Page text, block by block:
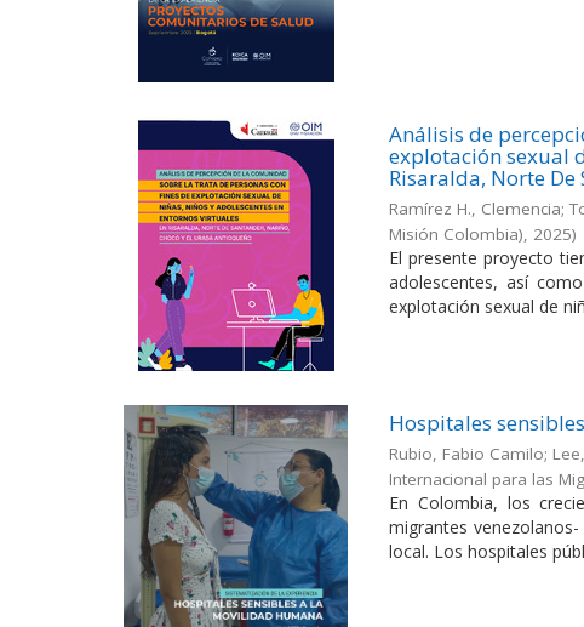
Análisis de
explotación sexual
Risaralda, Norte
Ramírez H., Clemencia;
Misión Colombia) 2025)
El presente proyecto
adolescentes, así
explotación sexual de
Hospitales
Rubio, Fabio Camilo;
Internacional para las
En Colombia, los
migrantes
local. Los hospitales